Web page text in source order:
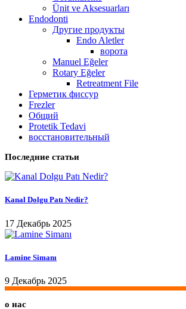
Ünit ve Aksesuarları
Endodonti
Другие продукты
Endo Aletler
ворота
Manuel Eğeler
Rotary Eğeler
Retreatment File
Герметик фиссур
Frezler
Общий
Protetik Tedavi
восстановительный
Последние статьи
Kanal Dolgu Patı Nedir?
17 Декабрь 2025
Lamine Simanı
9 Декабрь 2025
о нас